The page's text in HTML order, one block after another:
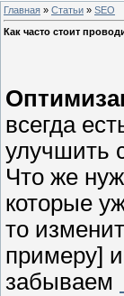
Главная » Статьи » SEO
Как часто стоит
всегда
улучшить
Что же
которые
то
примеру]
забываем